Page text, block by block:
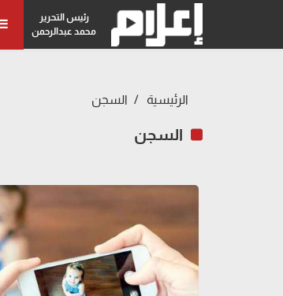
رئيس التحرير
محمد عبدالرحمن
الرئيسية السجن
السجن